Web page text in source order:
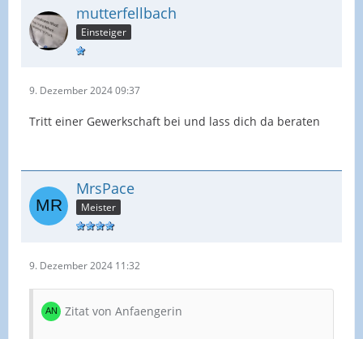
mutterfellbach
Einsteiger
9. Dezember 2024 09:37
Tritt einer Gewerkschaft bei und lass dich da beraten
MrsPace
Meister
9. Dezember 2024 11:32
Zitat von Anfaengerin